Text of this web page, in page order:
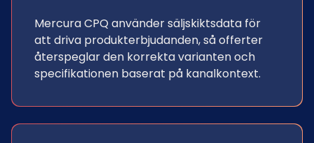
Mercura CPQ använder säljskiktsdata för
att driva produkterbjudanden, så offerter
återspeglar den korrekta varianten och
specifikationen baserat på kanalkontext.